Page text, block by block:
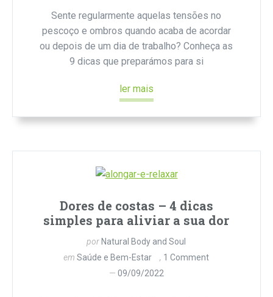
Sente regularmente aquelas tensões no
pescoço e ombros quando acaba de acordar
ou depois de um dia de trabalho? Conheça as
9 dicas que preparámos para si
ler mais
Dores de costas – 4 dicas
simples para aliviar a sua dor
por Natural Body and Soul
emSaúde e Bem-Estar
1 Comment
09/09/2022